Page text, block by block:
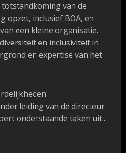
van de
opzet, inclusief BOA, en
een kleine organisatie.
en inclusiviteit in
en expertise van het
leiding van de directeur
onderstaande taken uit:.